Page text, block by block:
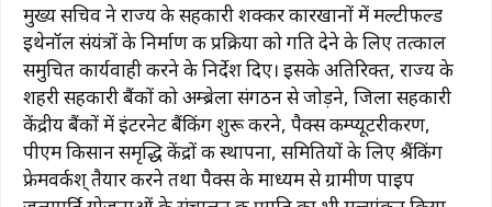
मुख्य सचिव ने राज्य के सहकारी शक्कर कारखानों में मल्टीफील्ड
इथेनॉल संयंत्रों के निर्माण की प्रक्रिया को गति देने के लिए तत्काल
समुचित कार्यवाही करने के निर्देश दिए। इसके अतिरिक्त, राज्य के
शहरी सहकारी बैंकों को अम्ब्रेला संगठन से जोड़ने, जिला सहकारी
केंद्रीय बैंकों में इंटरनेट बैंकिंग शुरू करने, पैक्स कम्प्यूटरीकरण,
पीएम किसान समृद्धि केंद्रों की स्थापना, समितियों के लिए श्रैंकिंग
फ्रेमवर्कश् तैयार करने तथा पैक्स के माध्यम से ग्रामीण पाइप